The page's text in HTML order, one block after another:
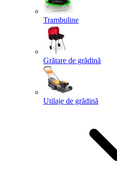
Trambuline
Grătare de grădină
Utilaje de grădină